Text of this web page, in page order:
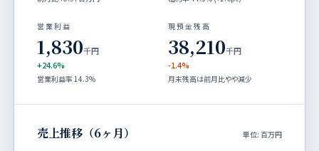
営業利益
1,830千円
+24.6%
営業利益率 14.3%
現預金残高
38,210千円
-1.4%
月末残高は前月比やや減少
売上推移（6ヶ月） 単位: 百万円